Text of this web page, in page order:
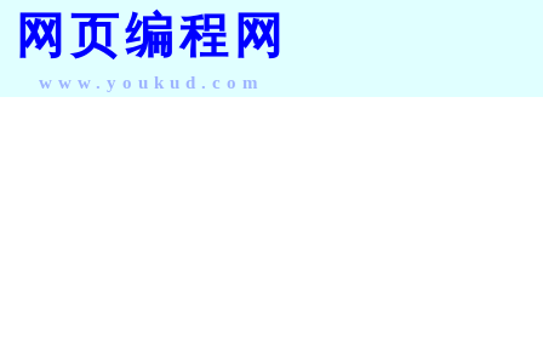
网页编程网
www.youkud.com